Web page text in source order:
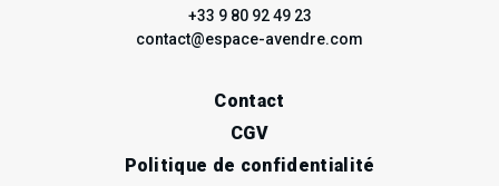
+33 9 80 92 49 23
contact@espace-avendre.com
Contact
CGV
Politique de confidentialité